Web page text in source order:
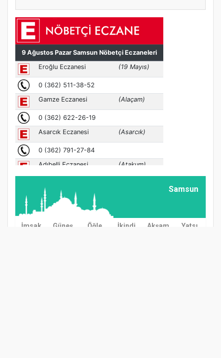
Samsun
İmsak Güneş Öğle İkindi Akşam
Yatsı